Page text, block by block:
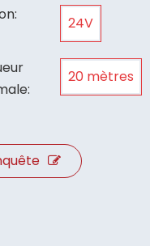
24V
20 mètres